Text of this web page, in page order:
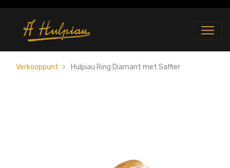
Verkooppunt Hulpiau Ring Diamant met Saffier